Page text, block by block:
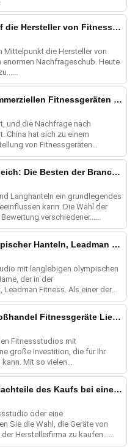
Erhöhte Fitness: Ein Blick auf die Hersteller von Fitnessgeräten
Mittelpunkt die Hersteller von
Nachfrageschub. Heute
Die besten Hersteller von kommerziellen Fitnessgeräten in China
und die Nachfrage nach
China hat sich zu einem
von Fitnessgeräten
Langhantelhersteller im Vergleich: Die Besten der Branche finden
Langhanteln ein grundlegendes
kann. Die Wahl der
verschiedener......
Ein führender Hersteller olympischer Hanteln, Leadman Fitness wählen
mit langlebigen olympischen
der in der
Fitness. Als einer der
Die Auswahl der richtigen Großhandel Fitnessgeräte Lieferanten für kommerzielle Fitnessstudio Bedürfnisse
Fitnessstudios mit
große Investition, die für Ihr
Mit so vielen
Untersuchung der Vor- und Nachteile des Kaufs bei einem Fitnessgeräteanbieter im Vergleich zu einer Fitnessgerätefabrik
oder eine
Sie die Wahl, die Geräte von
Herstellerfirma zu kaufen......